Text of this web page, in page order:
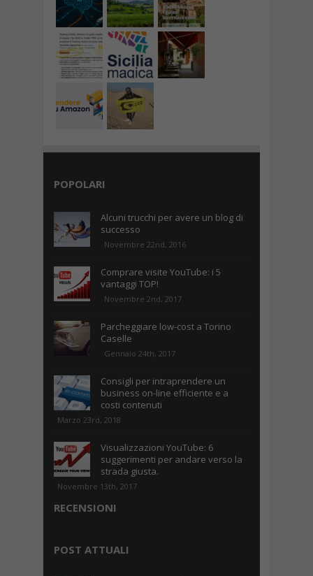
POPOLARI
Alcuni trucchi per avere un blog di
successo
Novembre 22nd, 2016
Comprare visite YouTube: i 5
vantaggi TOP!
Novembre 2nd, 2017
Parcheggiare low-cost a Torino
Caselle
Gennaio 24th, 2017
Consigli per intraprendere un
business on-line efficiente e a
costi contenuti
Marzo 23rd, 2018
Visualizzazioni YouTube: 6
suggerimenti per andare verso la
strada giusta.
Novembre 13th, 2017
RECENSIONI
POST ATTUALI